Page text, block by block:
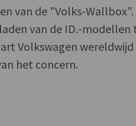
van de "Volks-Wallbox".
van de ID.-modellen
Volkswagen wereldwijd
het concern.